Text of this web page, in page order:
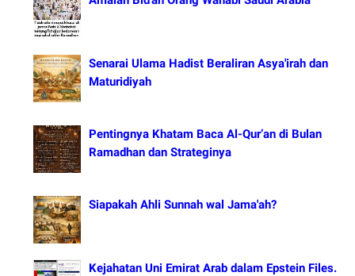
Senarai Ulama Hadist Beraliran Asya'irah dan
Maturidiyah
Pentingnya Khatam Baca Al-Qur’an di Bulan
Ramadhan dan Strateginya
Siapakah Ahli Sunnah wal Jama'ah?
Kejahatan Uni Emirat Arab dalam Epstein Files.